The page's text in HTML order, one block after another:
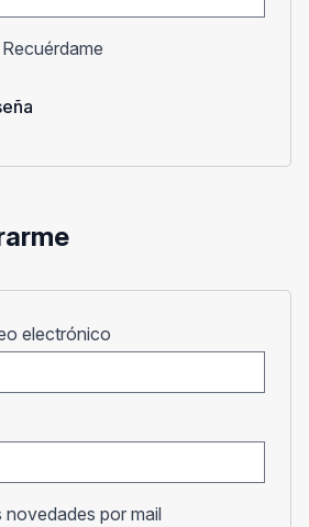
Recuérdame
electrónico
novedades por mail